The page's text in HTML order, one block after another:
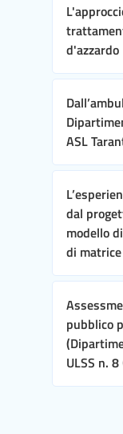
d'azzardo
ASL
dal
modello
di
pubblico
ULSS n.